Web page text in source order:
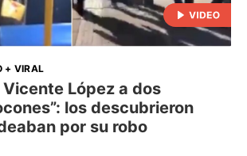
+ VIRAL
López a dos
los descubrieron
por su robo